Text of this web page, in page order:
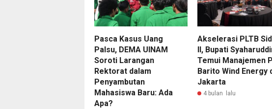
Pasca Kasus Uang
Palsu, DEMA UINAM
Soroti Larangan
Rektorat dalam
Penyambutan
Mahasiswa Baru: Ada
Apa?
Akselerasi PLTB
II, Bupati
Temui Manajemen
Barito Wind Energy
Jakarta
4 bulan lalu